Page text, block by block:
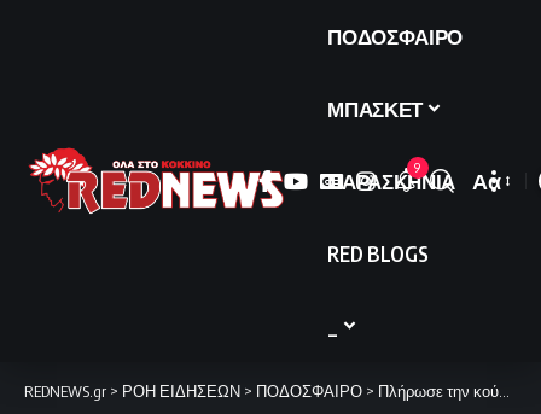
ΠΟΔΟΣΦΑΙΡΟ
ΜΠΑΣΚΕΤ
ΠΑΡΑΣΚΗΝΙΑ
RED BLOGS
9
Font
Αα
REDNEWS.gr > ΡΟΗ ΕΙΔΗΣΕΩΝ > ΠΟΔΟΣΦΑΙΡΟ > Πλήρωσε την κούραση και την κακοδαιμονία, 1-1 με Αρη (video)